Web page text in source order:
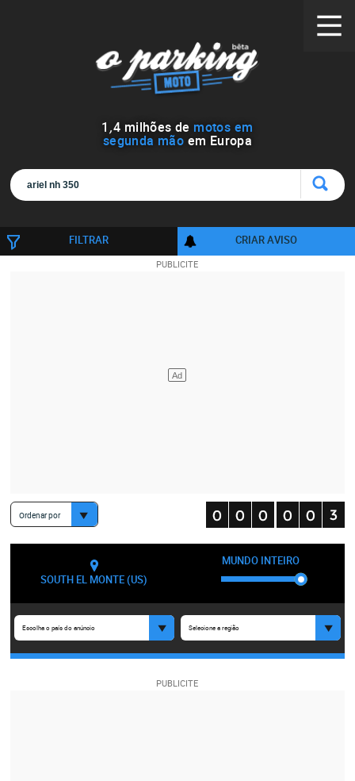
1 ,4 milhões de motos em
segunda mão em Europa
FILTRAR CRIAR AVISO
Ordenar por
SOUTH EL MONTE (US)
MUNDO INTEIRO
Escolha o país do anúncio Selecione a região